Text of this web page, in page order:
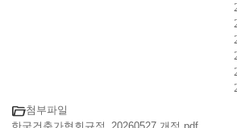
folder_open첨부파일